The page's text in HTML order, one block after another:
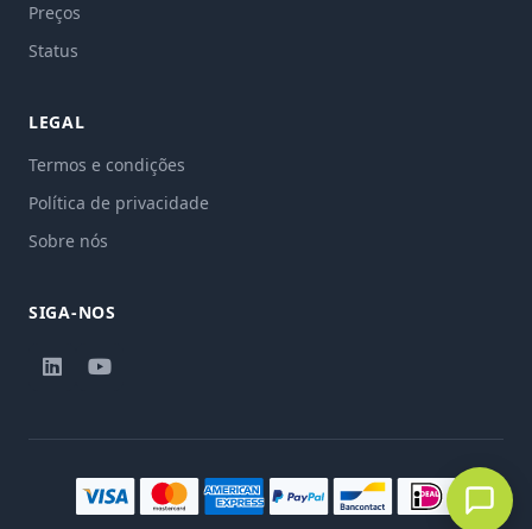
Preços
Status
LEGAL
Termos e condições
Política de privacidade
Sobre nós
SIGA-NOS